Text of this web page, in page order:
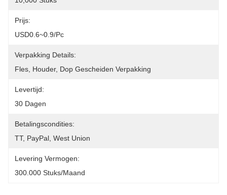
Prijs:
USD0.6~0.9/pc
Verpakking Details:
Fles, Houder, Dop Gescheiden Verpakking
Levertijd:
30 Dagen
Betalingscondities:
TT, PayPal, West Union
Levering Vermogen:
300.000 Stuks/maand